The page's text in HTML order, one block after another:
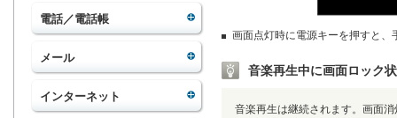
電話／電話帳
メール
インターネット
画面点灯時に電源キーを押すと
音楽再生中に画面ロック
音楽再生は継続されます。画面